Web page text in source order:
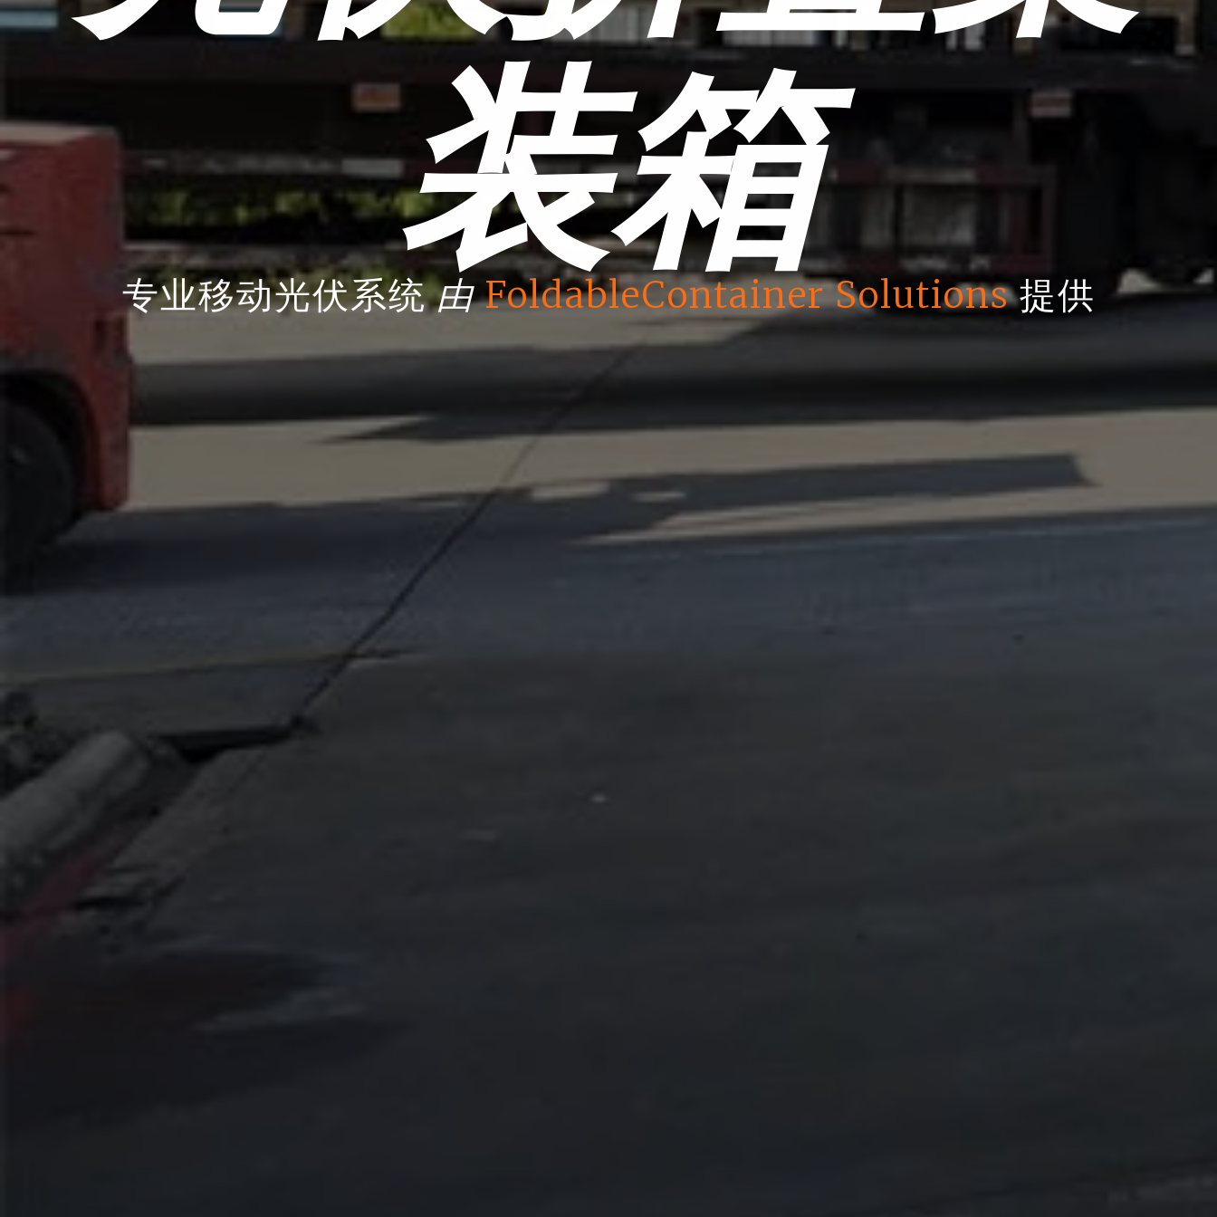
装箱
专业移动光伏系统由 FoldableContainer Solutions提供